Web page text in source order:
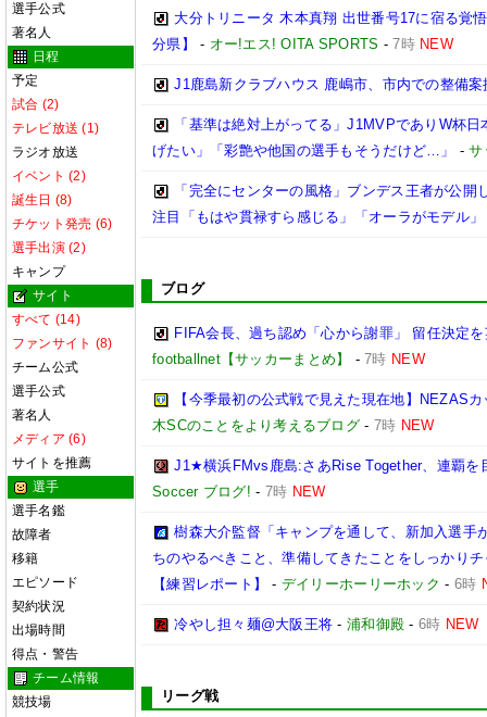
選手公式
著名人
日程
予定
試合 (2)
テレビ放送 (1)
ラジオ放送
イベント (2)
誕生日 (8)
チケット発売 (6)
選手出演 (2)
キャンプ
サイト
すべて (14)
ファンサイト (8)
チーム公式
選手公式
著名人
メディア (6)
サイトを推薦
選手
選手名鑑
故障者
移籍
エピソード
契約状況
出場時間
得点・警告
チーム情報
競技場
大分トリニータ 木本真翔 出世番号17に宿る覚
分県】
- オー!エス! OITA SPORTS -7時 NEW
J1鹿島新クラブハウス 鹿嶋市、市内での整備
「基準は絶対上がってる」J1MVPでありW杯
げたい」「彩艶や他国の選手もそうだけど…」
-サ
「完全にセンターの風格」ブンデス王者が公開
注目「もはや貫禄すら感じる」「オーラがモデル」
ブログ
FIFA会長、過ち認め「心から謝罪」 留任決定
footballnet【サッカーまとめ】
-7時 NEW
【今季最初の公式戦で見えた現在地】NEZAS
木SCのことをより考えるブログ - 7時 NEW
J1★横浜FMvs鹿島:さあRise Together、連覇を
Soccer ブログ! - 7時 NEW
樹森大介監督「キャンプを通して、新加入選手
ちのやるべきこと、準備してきたことをしっかり
【練習レポート】
- デイリーホーリーホック - 6時
冷やし担々麺@大阪王将 -浦和御殿 - 6時 NEW
リーグ戦